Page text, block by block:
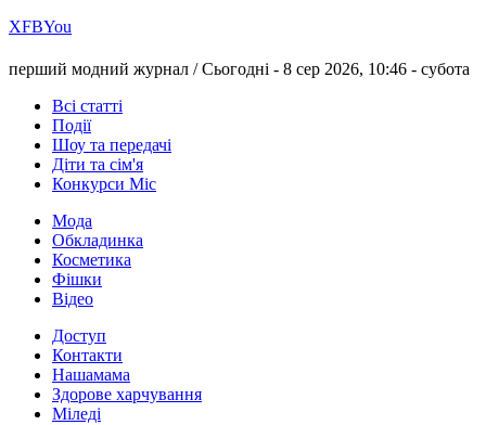
ХFBYou
перший модний журнал /Сьогодні - 8 сер 2026, 10:46 - субота
Всі статті
Події
Шоу та передачі
Діти та сім'я
Конкурси Міс
Мода
Обкладинка
Косметика
Фішки
Відео
Доступ
Контакти
Нашамама
Здорове харчування
Міледі